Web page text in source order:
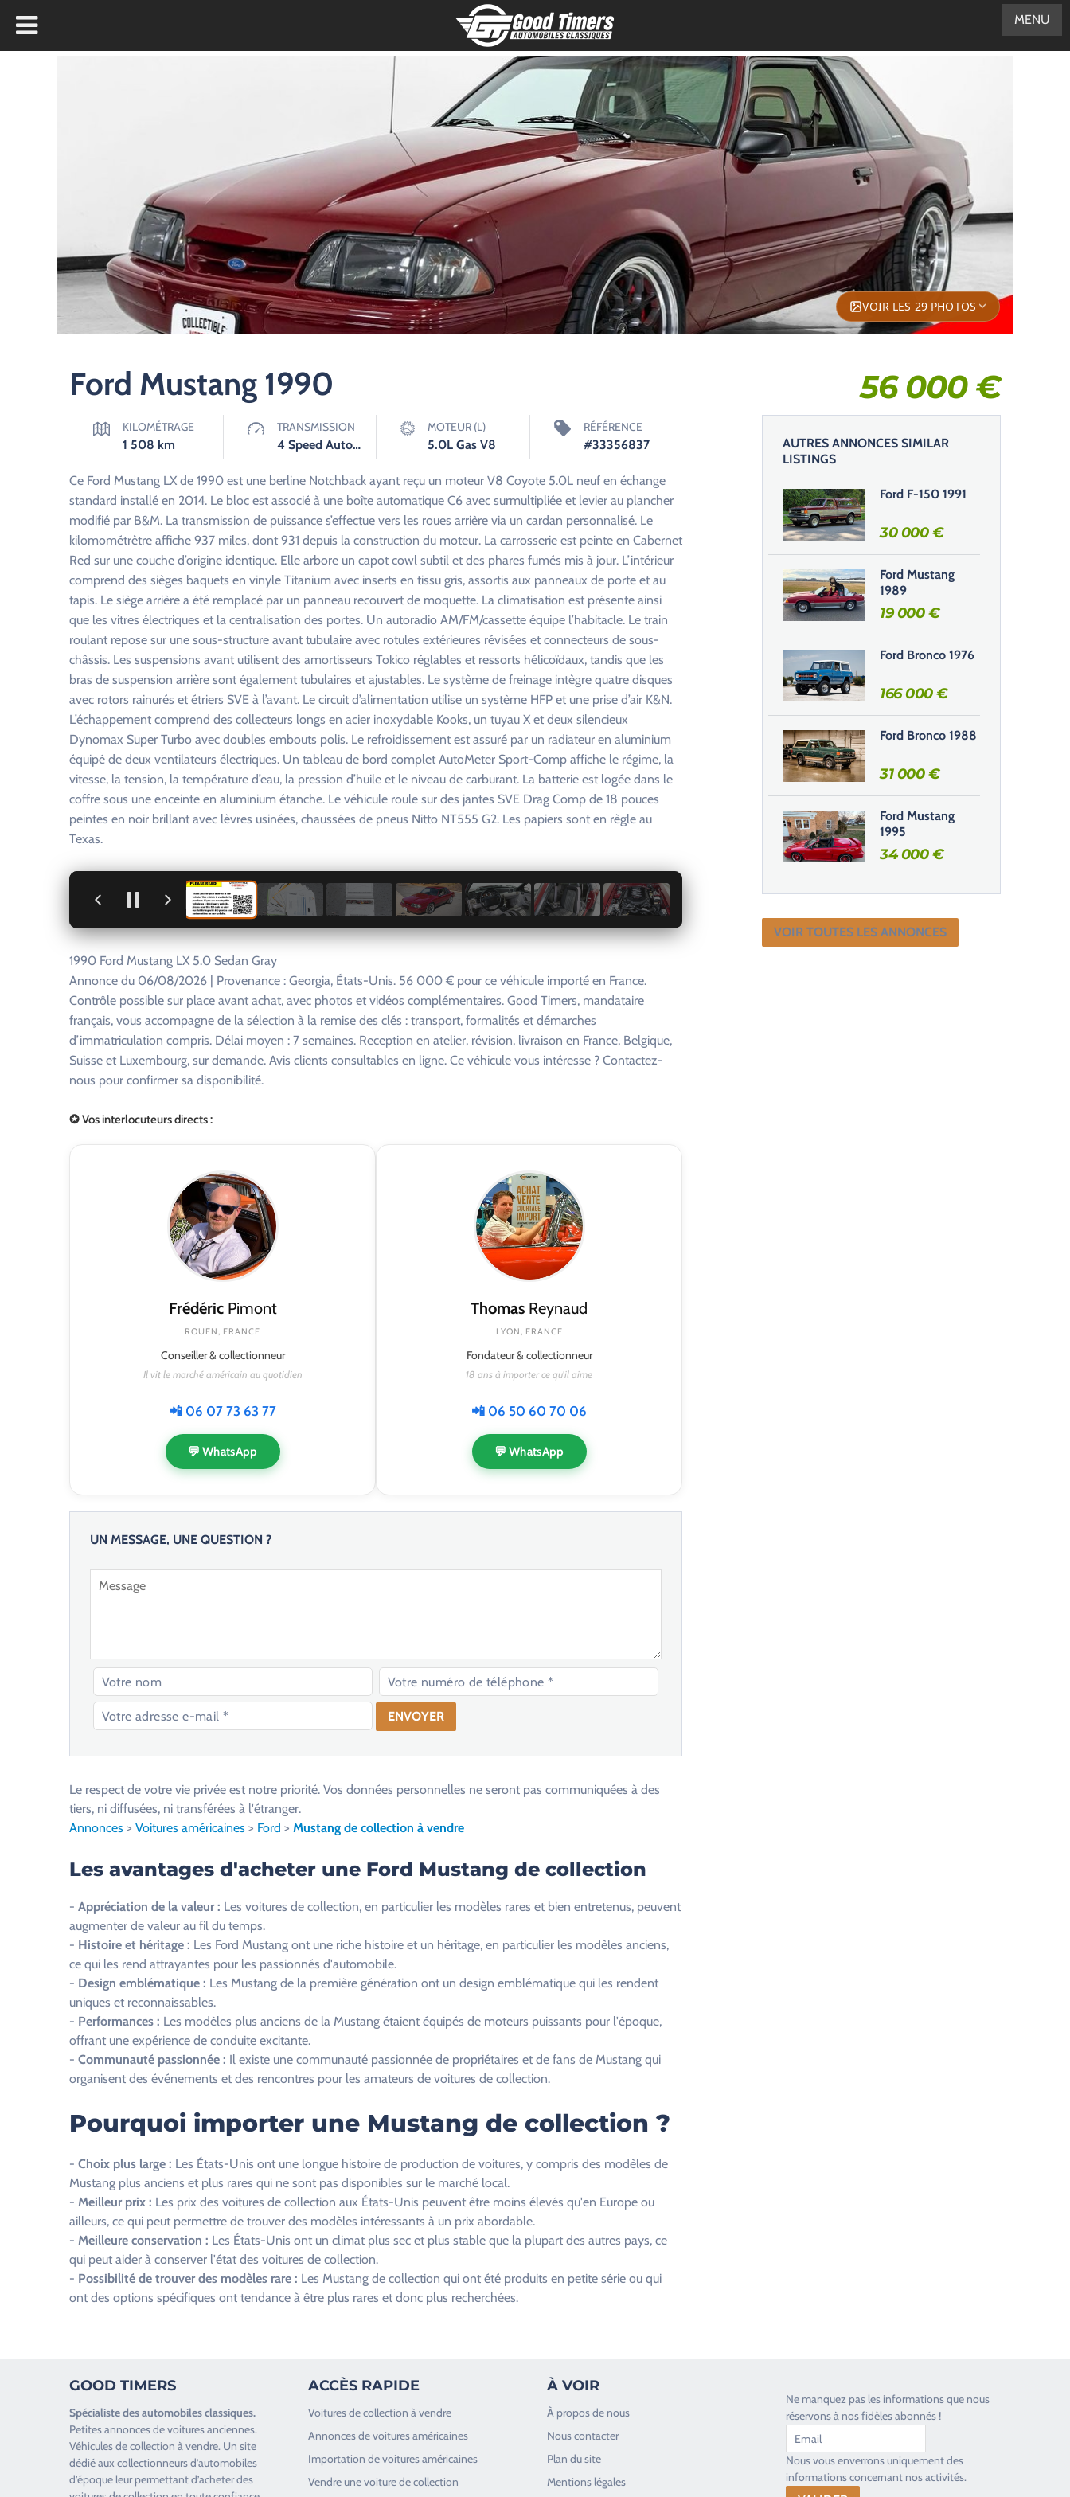
VOIR LES 29 PHOTOS
Ford Mustang 1990 56 000€
KILOMÉTRAGE
1 508 km
TRANSMISSION
4 Speed Automatique
MOTEUR (L)
5.0L Gas V8
RÉFÉRENCE
#33356837
Ce Ford Mustang LX de 1990 est une berline Notchback ayant reçu un moteur V8 Coyote 5.0L neuf en échange
standard installé en 2014. Le bloc est associé à une boîte automatique C6 avec surmultipliée et levier au plancher
modifié par B&M. La transmission de puissance s’effectue vers les roues arrière via un cardan personnalisé. Le
kilomométrètre affiche 937 miles, dont 931 depuis la construction du moteur. La carrosserie est peinte en Cabernet
Red sur une couche d’origine identique. Elle arbore un capot cowl subtil et des phares fumés mis à jour. L’intérieur
comprend des sièges baquets en vinyle Titanium avec inserts en tissu gris, assortis aux panneaux de porte et au
tapis. Le siège arrière a été remplacé par un panneau recouvert de moquette. La climatisation est présente ainsi
que les vitres électriques et la centralisation des portes. Un autoradio AM/FM/cassette équipe l’habitacle. Le train
roulant repose sur une sous-structure avant tubulaire avec rotules extérieures révisées et connecteurs de sous-
châssis. Les suspensions avant utilisent des amortisseurs Tokico réglables et ressorts hélicoïdaux, tandis que les
bras de suspension arrière sont également tubulaires et ajustables. Le système de freinage intègre quatre disques
avec rotors rainurés et étriers SVE à l’avant. Le circuit d’alimentation utilise un système HFP et une prise d’air K&N.
L’échappement comprend des collecteurs longs en acier inoxydable Kooks, un tuyau X et deux silencieux
Dynomax Super Turbo avec doubles embouts polis. Le refroidissement est assuré par un radiateur en aluminium
équipé de deux ventilateurs électriques. Un tableau de bord complet AutoMeter Sport-Comp affiche le régime, la
vitesse, la tension, la température d’eau, la pression d’huile et le niveau de carburant. La batterie est logée dans le
coffre sous une enceinte en aluminium étanche. Le véhicule roule sur des jantes SVE Drag Comp de 18 pouces
peintes en noir brillant avec lèvres usinées, chaussées de pneus Nitto NT555 G2. Les papiers sont en règle au
Texas.
1 / 29
1990 Ford Mustang LX 5.0 Sedan Gray
Annonce du 06/08/2026 | Provenance : Georgia, États-Unis. 56 000 € pour ce véhicule importé en France.
Contrôle possible sur place avant achat, avec photos et vidéos complémentaires. Good Timers, mandataire
français, vous accompagne de la sélection à la remise des clés : transport, formalités et démarches
d’immatriculation compris. Délai moyen : 7 semaines. Reception en atelier, révision, livraison en France, Belgique,
Suisse et Luxembourg, sur demande. Avis clients consultables en ligne. Ce véhicule vous intéresse ? Contactez-
nous pour confirmer sa disponibilité.
✪ Vos interlocuteurs directs :
FrédéricPimont
ROUEN, FRANCE
Conseiller & collectionneur
Il vit le marché américain au quotidien
📲 06 07 73 63 77
💬 WhatsApp
Thomas Reynaud
LYON, FRANCE
Fondateur & collectionneur
18 ans à importer ce qu'il aime
📲 06 50 60 70 06
💬 WhatsApp
UN MESSAGE, UNE QUESTION ?
l
z
a
s
s
e
r
c
e
c
h
m
v
i
d
e
.
Le respect de votre vie privée est notre priorité. Vos données personnelles ne seront pas communiquées à des
tiers, ni diffusées, ni transférées à l'étranger.
Annonces > Voitures américaines > Ford > Mustang de collection à vendre
Les avantages d'acheter une Ford Mustang de collection
- Appréciation de la valeur : Les voitures de collection, en particulier les modèles rares et bien entretenus, peuvent
augmenter de valeur au fil du temps.
- Histoire et héritage : Les Ford Mustang ont une riche histoire et un héritage, en particulier les modèles anciens,
ce qui les rend attrayantes pour les passionnés d'automobile.
- Design emblématique : Les Mustang de la première génération ont un design emblématique qui les rendent
uniques et reconnaissables.
- Performances : Les modèles plus anciens de la Mustang étaient équipés de moteurs puissants pour l'époque,
offrant une expérience de conduite excitante.
- Communauté passionnée : Il existe une communauté passionnée de propriétaires et de fans de Mustang qui
organisent des événements et des rencontres pour les amateurs de voitures de collection.
Pourquoi importer une Mustang de collection ?
- Choix plus large : Les États-Unis ont une longue histoire de production de voitures, y compris des modèles de
Mustang plus anciens et plus rares qui ne sont pas disponibles sur le marché local.
- Meilleur prix : Les prix des voitures de collection aux États-Unis peuvent être moins élevés qu'en Europe ou
ailleurs, ce qui peut permettre de trouver des modèles intéressants à un prix abordable.
- Meilleure conservation : Les États-Unis ont un climat plus sec et plus stable que la plupart des autres pays, ce
qui peut aider à conserver l'état des voitures de collection.
- Possibilité de trouver des modèles rare : Les Mustang de collection qui ont été produits en petite série ou qui
ont des options spécifiques ont tendance à être plus rares et donc plus recherchées.
AUTRES ANNONCES SIMILAR
LISTINGS
Ford F-150 1991
30 000€
Ford Mustang
1989
19 000€
Ford Bronco 1976
166 000€
Ford Bronco 1988
31 000€
Ford Mustang
1995
34 000€
VOIR TOUTES LES ANNONCES
GOOD TIMERS
Spécialiste desautomobiles classiques.
Petites annonces devoitures anciennes.
Véhicules de collection à vendre. Un site
dédié aux collectionneurs d’automobiles
d’époque leur permettant d’acheter des
ACCÈS RAPIDE
Voitures de collection à vendre
Annonces de voitures américaines
Importation de voitures américaines
Vendre une voiture de collection
À VOIR
À propos de nous
Nous contacter
Plan du site
Mentions légales
Ne manquez pas les informations que nous
réservons à nos fidèles abonnés !
Nous vous enverrons uniquement des
informations concernant nos activités.
MENU